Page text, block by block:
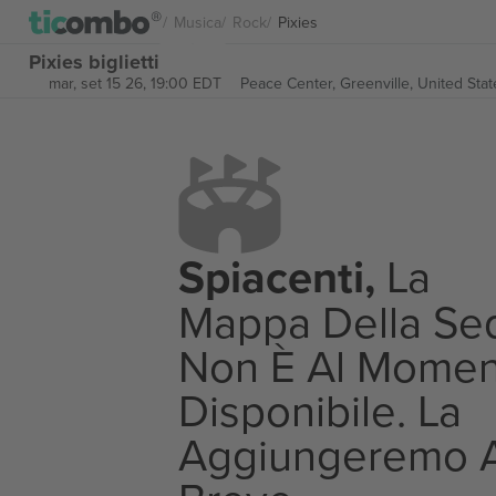
Musica Rock Pixies
Pixies biglietti
mar, set 15 26, 19:00 EDT Peace Center, Greenville, United
Spiacenti, La
Mappa Della
Non È Al
Disponibile. La
Aggiungeremo